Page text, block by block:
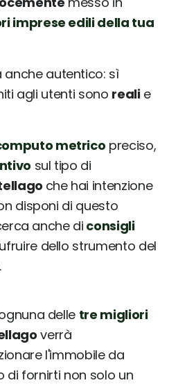
imprese edili della tua
anche autentico: sì
agli utenti sono realie
metrico preciso,
sul tipo di
che hai intenzione
disponi di questo
anche di consigli
dello strumento del
.
delle tre migliori
verrà
l'immobile da
di fornirti non solo un